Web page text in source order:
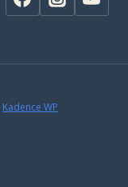
Kadence WP